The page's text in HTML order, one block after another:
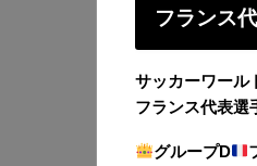
フランス
サッカーワール
フランス代表選
グループD